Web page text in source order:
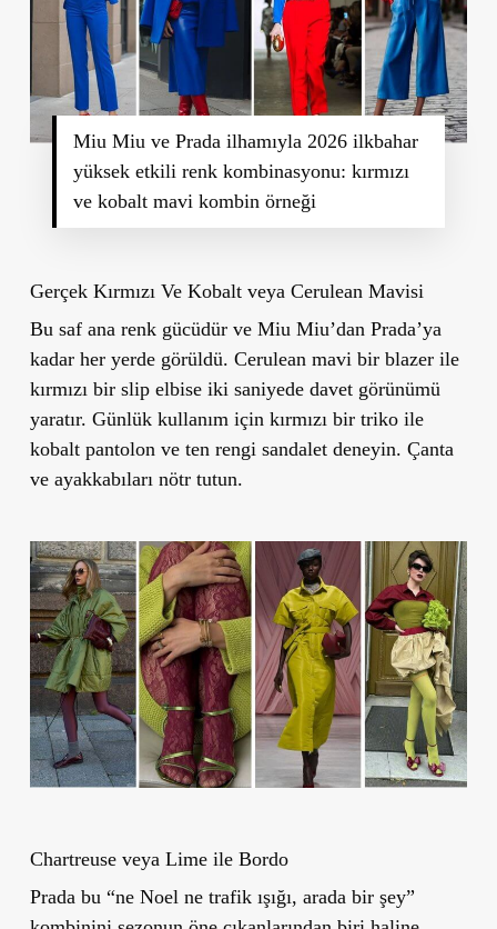
Miu Miu ve Prada ilhamıyla 2026 ilkbahar
yüksek etkili renk kombinasyonu: kırmızı
ve kobalt mavi kombin örneği
Gerçek Kırmızı Ve Kobalt veya Cerulean Mavisi
Bu saf ana renk gücüdür ve Miu Miu’dan Prada’ya
kadar her yerde görüldü. Cerulean mavi bir blazer ile
kırmızı bir slip elbise iki saniyede davet görünümü
yaratır. Günlük kullanım için kırmızı bir triko ile
kobalt pantolon ve ten rengi sandalet deneyin. Çanta
ve ayakkabıları nötr tutun.
Chartreuse veya Lime ile Bordo
Prada bu “ne Noel ne trafik ışığı, arada bir şey”